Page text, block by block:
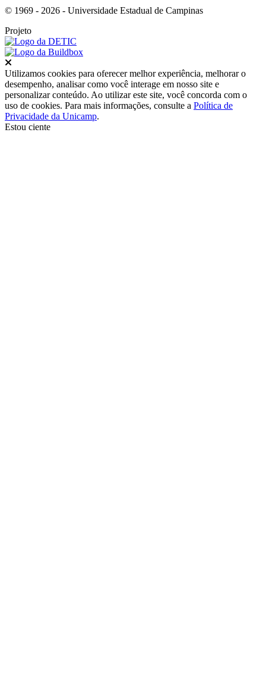
© 1969 - 2026 - Universidade Estadual de Campinas
Projeto
Utilizamos cookies para oferecer melhor experiência, melhorar o
desempenho, analisar como você interage em nosso site e
personalizar conteúdo. Ao utilizar este site, você concorda com o
uso de cookies. Para mais informações, consulte a Política de
Privacidade da Unicamp.
Estou ciente